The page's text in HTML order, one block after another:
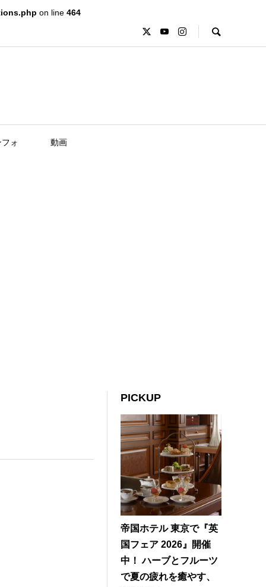
on line 464
ォ 動画
PICKUP
帝国ホテル 東京で『英
国フェア 2026』開催
中！ ハーブとフルーツ
で夏の疲れを癒やす、